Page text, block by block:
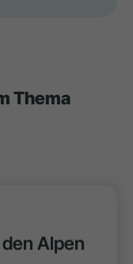
Thema
Alpen